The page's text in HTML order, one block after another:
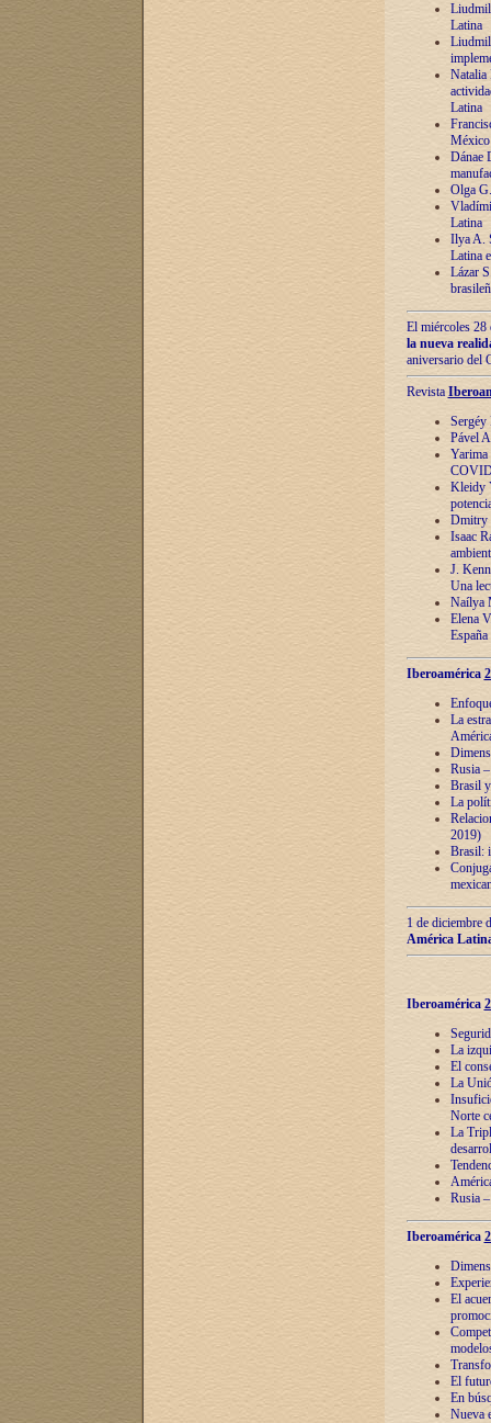
Latina
Natalia
Latina
México
Dánae
Olga
Latina
Ilya A.
Latina
Lázar
El miércoles 28
la nueva
aniversario del
Revista
Sergéy
Pável
Yarima
Kleidy
Dmitry
Isaac
J.
Una
Naílya
Elena
España
Iberoamérica
La
Rusia
Brasil
La
2019)
Brasil:
1 de diciembre
América
Iberoamérica
La
El
La
Norte
La
Rusia
Iberoamérica
El
El
En
Nueva